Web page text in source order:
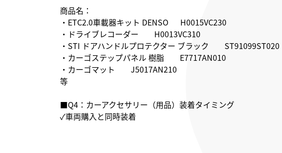
商品名：
・ETC2.0車載器キット DENSO H0015VC230
・ドライブレコーダー H0013VC310
・STI ドアハンドルプロテクター ブラック ST91099ST020
・カーゴステップパネル 樹脂 E7717AN010
・カーゴマット J5017AN210
等
■Q4：カーアクセサリー（用品）装着タイミング
✓車両購入と同時装着